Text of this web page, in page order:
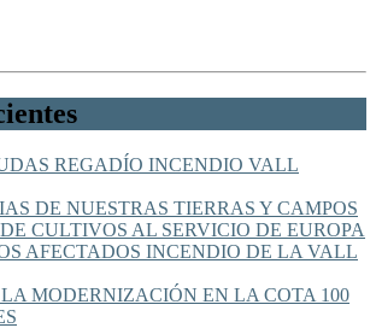
REGADÍO INCENDIO VALL
DE NUESTRAS TIERRAS Y CAMPOS
CULTIVOS AL SERVICIO DE EUROPA
AFECTADOS INCENDIO DE LA VALL
MODERNIZACIÓN EN LA COTA 100